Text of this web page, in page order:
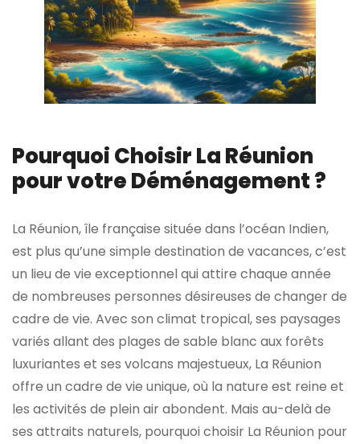
Pourquoi Choisir La Réunion
pour votre Déménagement ?
La Réunion, île française située dans l’océan Indien,
est plus qu’une simple destination de vacances, c’est
un lieu de vie exceptionnel qui attire chaque année
de nombreuses personnes désireuses de changer de
cadre de vie. Avec son climat tropical, ses paysages
variés allant des plages de sable blanc aux forêts
luxuriantes et ses volcans majestueux, La Réunion
offre un cadre de vie unique, où la nature est reine et
les activités de plein air abondent. Mais au-delà de
ses attraits naturels, pourquoi choisir La Réunion pour